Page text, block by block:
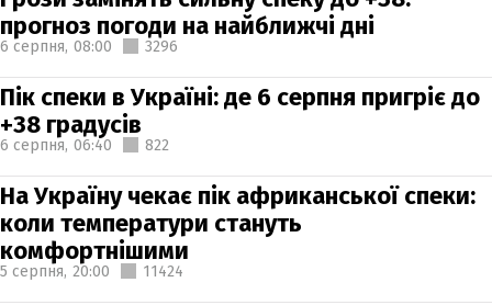
прогноз погоди на найближчі дні
6 серпня, 08:00 3296
Пік спеки в Україні: де 6 серпня пригріє до
+38 градусів
6 серпня, 06:40 822
На Україну чекає пік африканської спеки:
коли температури стануть
комфортнішими
5 серпня, 20:00 11424